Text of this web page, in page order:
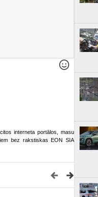
interneta portālos, masu
bez rakstiskas EON SIA